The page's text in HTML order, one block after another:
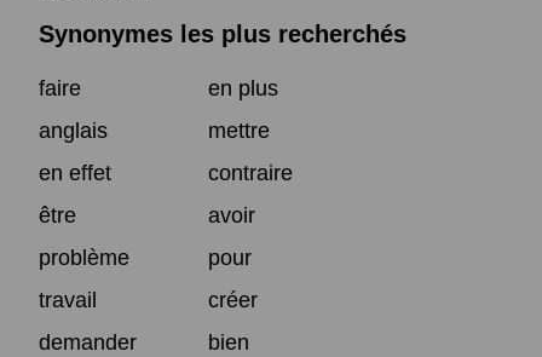
Synonymes les plus recherchés
faire
en plus
anglais
mettre
en effet
contraire
être
avoir
problème
pour
travail
créer
demander
bien